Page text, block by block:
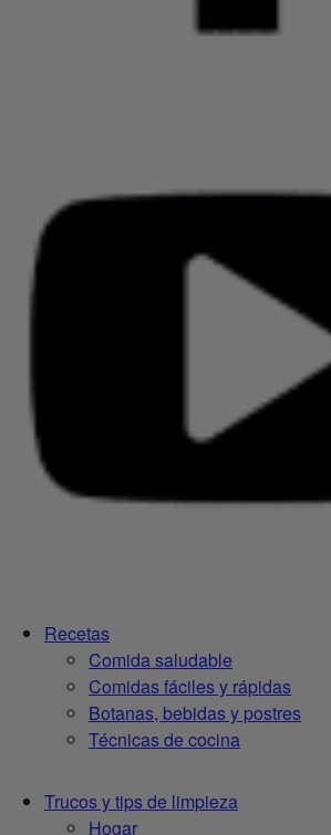
Recetas
Comida saludable
Comidas fáciles y rápidas
Botanas, bebidas y postres
Técnicas de cocina
Trucos y tips de limpieza
Hogar